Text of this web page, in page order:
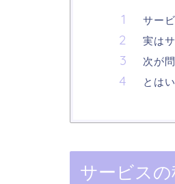
サー
実は
次が
とは
サービス